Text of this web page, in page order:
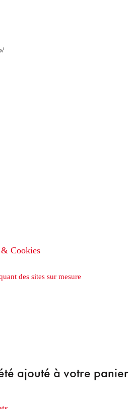
& Cookies
des sites sur mesure
ajouté à votre panier